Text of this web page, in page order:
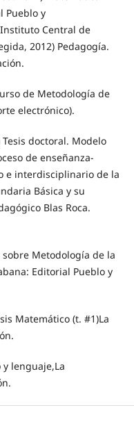
Pueblo y
Central de
2012) Pedagogía.
de Metodología de
electrónico).
doctoral. Modelo
de enseñanza-
e interdisciplinario de la
Básica y su
Blas Roca.
sobre Metodología de la
Editorial Pueblo y
Matemático (t. #1)La
y lenguaje,La